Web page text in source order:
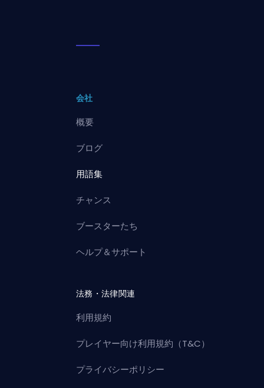
会社
概要
ブログ
用語集
チャンス
ブースターたち
ヘルプ＆サポート
法務・法律関連
利用規約
プレイヤー向け利用規約（T&C）
プライバシーポリシー